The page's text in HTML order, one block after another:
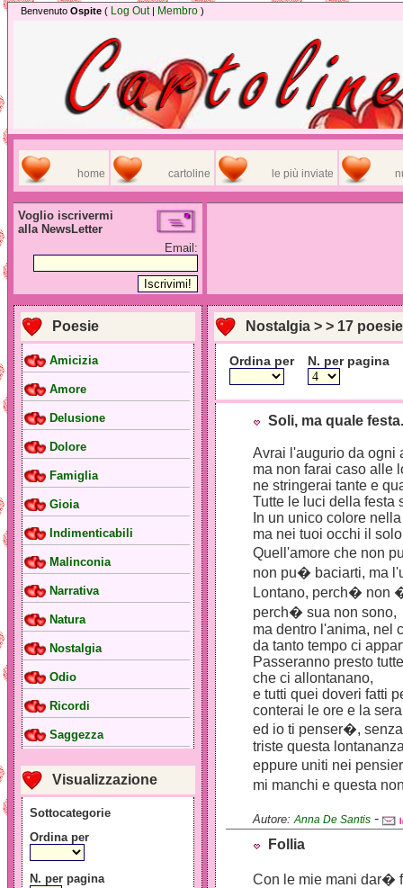
Benvenuto Ospite ( Log Out| Membro )
home cartoline le più inviate
Voglio iscrivermi
alla NewsLetter
Email:
Poesie
Amicizia
Amore
Delusione
Dolore
Famiglia
Gioia
Indimenticabili
Malinconia
Narrativa
Natura
Nostalgia
Odio
Ricordi
Saggezza
Visualizzazione
Sottocategorie
Ordina per
N. per pagina
Nostalgia > > 17 poesie
Ordina per N. per pagina
Soli, ma quale
Avrai l'augurio da ogni
ma non farai caso alle
ne stringerai tante e
Tutte le luci della festa
In un unico colore
ma nei tuoi occhi il
Quell'amore che non
non pu� baciarti, ma
Lontano, perch� non
perch� sua non sono,
ma dentro l'anima, nel
da tanto tempo ci
Passeranno presto
che ci allontanano,
e tutti quei doveri fatti
conterai le ore e la
ed io ti penser�,
triste questa
eppure uniti nei
mi manchi e questa
Autore:Anna De Santis -
Follia
Con le mie mani dar�